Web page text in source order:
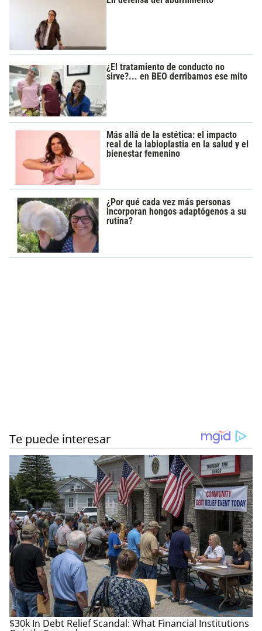
¿El tratamiento de conducto no
sirve?... en BEO derribamos ese mito
Más allá de la estética: el impacto
real de la labioplastia en la salud y el
bienestar femenino
¿Por qué cada vez más personas
incorporan hongos adaptógenos a su
rutina?